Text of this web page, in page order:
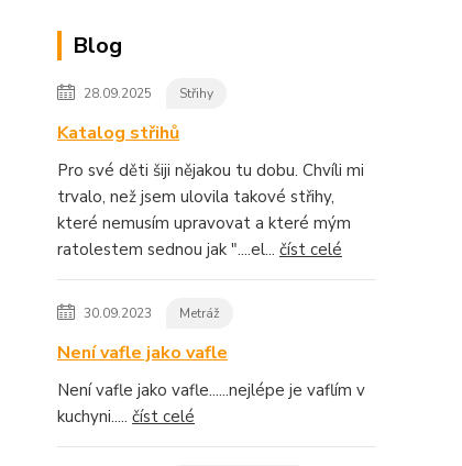
Blog
28.09.2025 Střihy
Katalog střihů
Pro své děti šiji nějakou tu dobu. Chvíli mi
trvalo, než jsem ulovila takové střihy,
které nemusím upravovat a které mým
ratolestem sednou jak "....el... číst celé
30.09.2023 Metráž
Není vafle jako vafle
Není vafle jako vafle......nejlépe je vaflím v
kuchyni..... číst celé